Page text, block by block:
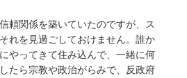
頼関係を築いていたのですが、ス
れを見過ごしておけません。誰か
やってきて住み込んで、一緒に何
たら宗教や政治がらみで、反政府